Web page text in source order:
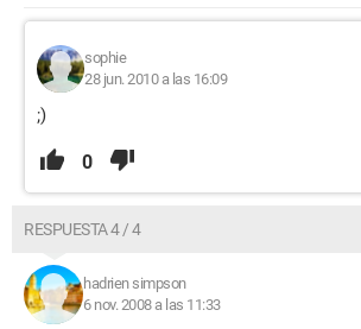
sophie
28 jun. 2010 a las 16:09
;)
0
RESPUESTA 4 / 4
hadrien simpson
6 nov. 2008 a las 11:33